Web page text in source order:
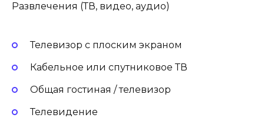
Развлечения (ТВ, видео, аудио)
Телевизор с плоским экраном
Кабельное или спутниковое ТВ
Общая гостиная / телевизор
Телевидение